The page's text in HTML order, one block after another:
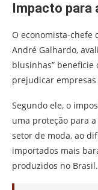
Impacto para
O economista-chefe
André Galhardo,
blusinhas” beneficie
prejudicar
Segundo ele, o
uma proteção para
setor de moda, ao
importados mais
produzidos no Brasil.